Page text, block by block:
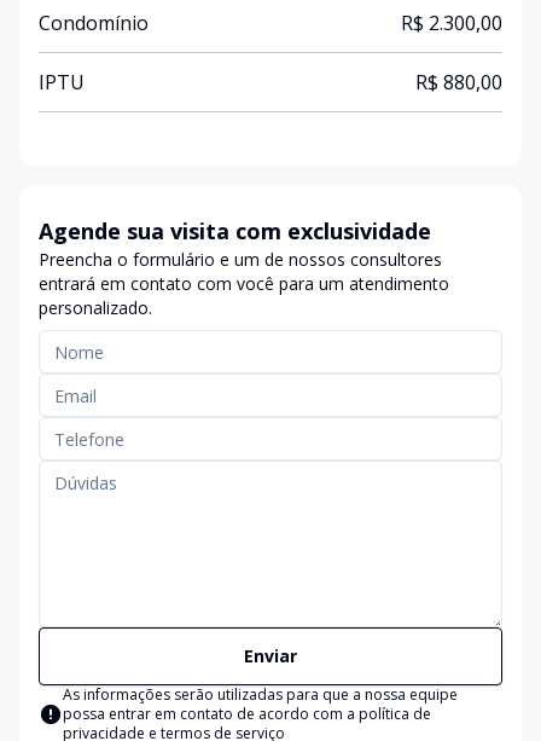
Condomínio R$ 2.300,00
IPTU R$ 880,00
Agende sua visita com exclusividade
Preencha o formulário e um de nossos consultores
entrará em contato com você para um atendimento
personalizado.
Enviar
As informações serão utilizadas para que a nossa equipe
possa entrar em contato de acordo com a política de
privacidade e termos de serviço